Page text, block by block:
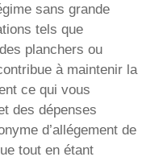
sans grande
tels que
planchers ou
à maintenir la
ce qui vous
des dépenses
d’allégement de
tout en étant